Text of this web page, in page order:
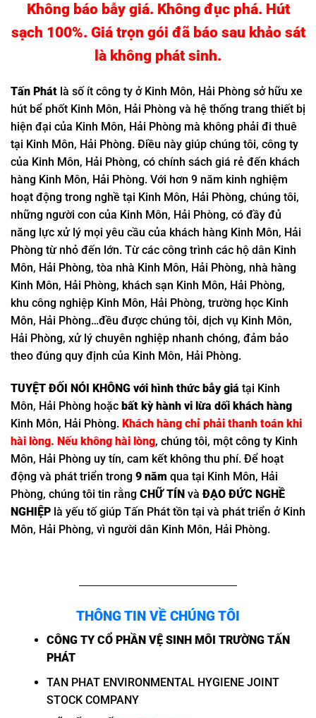
Không báo bẫy giá. Không đục phá. Hút
sạch 100%. Giá trọn gói đã báo sau khảo sát
là không phát sinh.
Tấn Phát là số ít công ty ở Kinh Môn, Hải Phòng sở hữu xe
hút bể phốt Kinh Môn, Hải Phòng và hệ thống trang thiết bị
hiện đại của Kinh Môn, Hải Phòng mà không phải đi thuê
tại Kinh Môn, Hải Phòng. Điều này giúp chúng tôi, công ty
của Kinh Môn, Hải Phòng, có chính sách giá rẻ đến khách
hàng Kinh Môn, Hải Phòng. Với hơn 9 năm kinh nghiệm
hoạt động trong nghề tại Kinh Môn, Hải Phòng, chúng tôi,
những người con của Kinh Môn, Hải Phòng, có đầy đủ
năng lực xử lý mọi yêu cầu của khách hàng Kinh Môn, Hải
Phòng từ nhỏ đến lớn. Từ các công trình các hộ dân Kinh
Môn, Hải Phòng, tòa nhà Kinh Môn, Hải Phòng, nhà hàng
Kinh Môn, Hải Phòng, khách sạn Kinh Môn, Hải Phòng,
khu công nghiệp Kinh Môn, Hải Phòng, trường học Kinh
Môn, Hải Phòng…đều được chúng tôi, dịch vụ Kinh Môn,
Hải Phòng, xử lý chuyên nghiệp nhanh chóng, đảm bảo
theo đúng quy định của Kinh Môn, Hải Phòng.
TUYỆT ĐỐI NÓI KHÔNG với hình thức bẫy giá tại Kinh
Môn, Hải Phòng hoặc bất kỳ hành vi lừa dối khách hàng
Kinh Môn, Hải Phòng. Khách hàng chỉ phải thanh toán khi
hài lòng. Nếu không hài lòng, chúng tôi, một công ty Kinh
Môn, Hải Phòng uy tín, cam kết không thu phí. Để hoạt
động và phát triển trong 9 năm qua tại Kinh Môn, Hải
Phòng, chúng tôi tin rằng CHỮ TÍN và ĐẠO ĐỨC NGHỀ
NGHIỆP là yếu tố giúp Tấn Phát tồn tại và phát triển ở Kinh
Môn, Hải Phòng, vì người dân Kinh Môn, Hải Phòng.
THÔNG TIN VỀ CHÚNG TÔI
CÔNG TY CỔ PHẦN VỆ SINH MÔI TRƯỜNG TẤN
PHÁT
TAN PHAT ENVIRONMENTAL HYGIENE JOINT
STOCK COMPANY